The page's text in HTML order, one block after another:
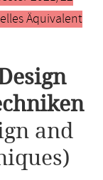
Äquivalent
and